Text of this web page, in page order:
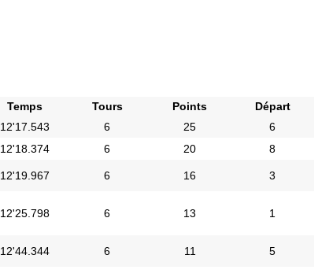
Temps Tours Points
Départ
12'17.543 6 25
6
12'18.374 6 20 8
12'19.967 6 16 3
12'25.798
6 13 1
12'44.344 6 11 5